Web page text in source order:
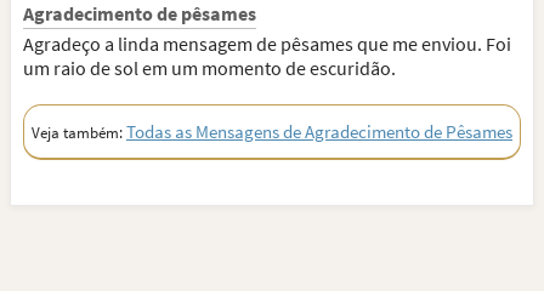
Agradecimento de pêsames
Agradeço a linda mensagem de pêsames que me enviou. Foi
um raio de sol em um momento de escuridão.
Veja também:Todas as Mensagens de Agradecimento de Pêsames